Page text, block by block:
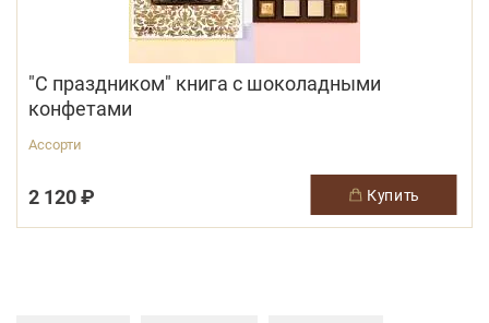
"С праздником" книга с шоколадными
конфетами
Ассорти
2 120 ₽ купить